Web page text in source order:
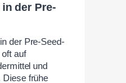
der Pre-
der Pre-Seed-
auf
und
Diese frühe